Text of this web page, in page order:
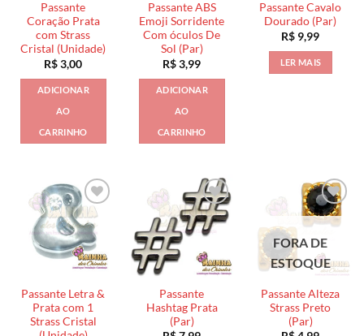
Passante
Coração Prata
com Strass
Cristal (Unidade)
R$3,00
ADICIONAR
AO
CARRINHO
Passante ABS
Emoji Sorridente
Com óculos De
Sol (Par)
R$3,99
ADICIONAR
AO
CARRINHO
Passante Cavalo
Dourado (Par)
R$ 9,99
LER MAIS
Passante Letra &
Prata com 1
Strass Cristal
Passante
Hashtag Prata
(Par)
FORA DE
ESTOQUE
Passante Alteza
Strass Preto
(Par)